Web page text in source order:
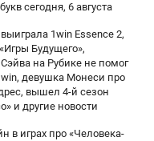
сегодня, 6 августа
1win Essence 2,
Будущего»,
на Рубике не помог
девушка Монеси про
вышел 4-й сезон
и другие новости
в играх про «Человека-